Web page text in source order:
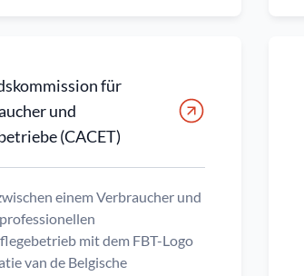
für
und
(CACET)
einem Verbraucher und
mit dem FBT-Logo
van de Belgische